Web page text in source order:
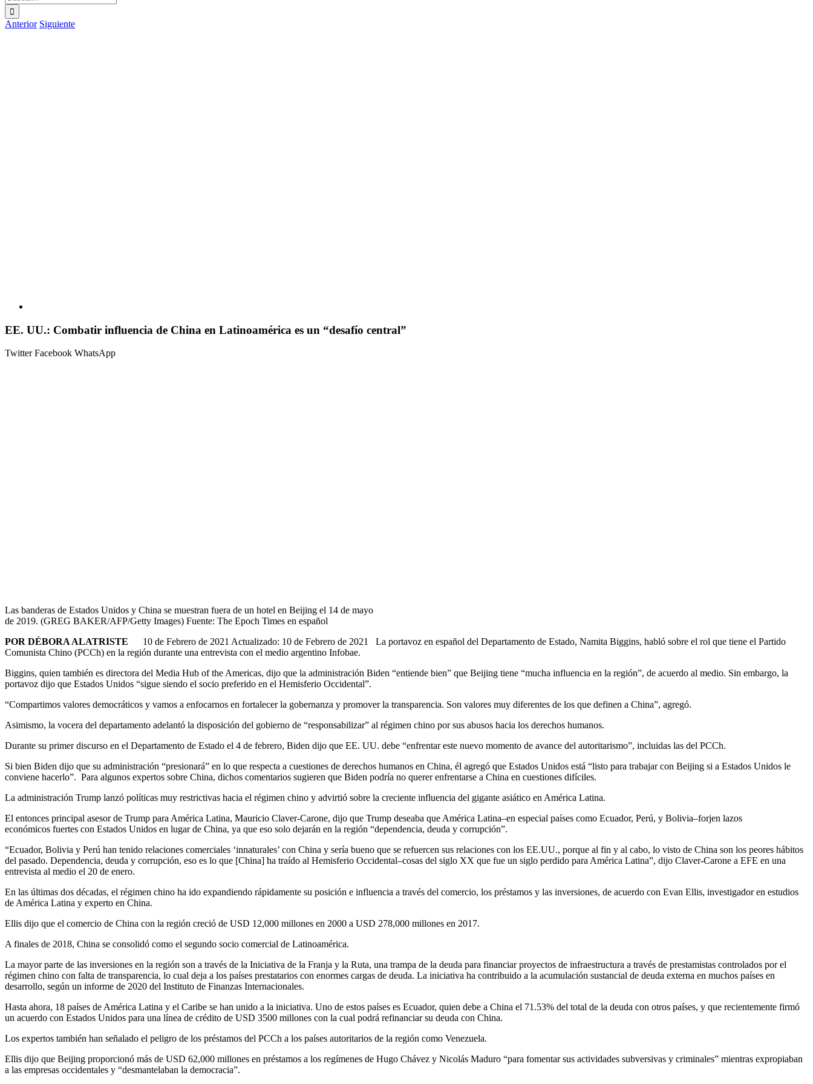
Anterior Siguiente
EE. UU.: Combatir influencia de China en Latinoamérica es un “desafío central”
TwitterFacebook WhatsApp
Las banderas de Estados Unidos y China se muestran fuera de un hotel en Beijing el 14 de mayo
de 2019. (GREG BAKER/AFP/Getty Images) Fuente: The Epoch Times en español
POR DÉBORA ALATRISTE 10 de Febrero de 2021 Actualizado: 10 de Febrero de 2021 La portavoz en español del Departamento de Estado, Namita Biggins, habló sobre el rol que tiene el Partido
Comunista Chino (PCCh) en la región durante una entrevista con el medio argentino Infobae.
Biggins, quien también es directora del Media Hub of the Americas, dijo que la administración Biden “entiende bien” que Beijing tiene “mucha influencia en la región”, de acuerdo al medio. Sin embargo, la
portavoz dijo que Estados Unidos “sigue siendo el socio preferido en el Hemisferio Occidental”.
“Compartimos valores democráticos y vamos a enfocarnos en fortalecer la gobernanza y promover la transparencia. Son valores muy diferentes de los que definen a China”, agregó.
Asimismo, la vocera del departamento adelantó la disposición del gobierno de “responsabilizar” al régimen chino por sus abusos hacia los derechos humanos.
Durante su primer discurso en el Departamento de Estado el 4 de febrero, Biden dijo que EE. UU. debe “enfrentar este nuevo momento de avance del autoritarismo”, incluidas las del PCCh.
Si bien Biden dijo que su administración “presionará” en lo que respecta a cuestiones de derechos humanos en China, él agregó que Estados Unidos está “listo para trabajar con Beijing si a Estados Unidos le
conviene hacerlo”. Para algunos expertos sobre China, dichos comentarios sugieren que Biden podría no querer enfrentarse a China en cuestiones difíciles.
La administración Trump lanzó políticas muy restrictivas hacia el régimen chino y advirtió sobre la creciente influencia del gigante asiático en América Latina.
El entonces principal asesor de Trump para América Latina, Mauricio Claver-Carone, dijo que Trump deseaba que América Latina–en especial países como Ecuador, Perú, y Bolivia–forjen lazos
económicos fuertes con Estados Unidos en lugar de China, ya que eso solo dejarán en la región “dependencia, deuda y corrupción”.
“Ecuador, Bolivia y Perú han tenido relaciones comerciales ‘innaturales’ con China y sería bueno que se refuercen sus relaciones con los EE.UU., porque al fin y al cabo, lo visto de China son los peores hábitos
del pasado. Dependencia, deuda y corrupción, eso es lo que [China] ha traído al Hemisferio Occidental–cosas del siglo XX que fue un siglo perdido para América Latina”, dijo Claver-Carone a EFE en una
entrevista al medio el 20 de enero.
En las últimas dos décadas, el régimen chino ha ido expandiendo rápidamente su posición e influencia a través del comercio, los préstamos y las inversiones, de acuerdo con Evan Ellis, investigador en estudios
de América Latina y experto en China.
Ellis dijo que el comercio de China con la región creció de USD 12,000 millones en 2000 a USD 278,000 millones en 2017.
A finales de 2018, China se consolidó como el segundo socio comercial de Latinoamérica.
La mayor parte de las inversiones en la región son a través de la Iniciativa de la Franja y la Ruta, una trampa de la deuda para financiar proyectos de infraestructura a través de prestamistas controlados por el
régimen chino con falta de transparencia, lo cual deja a los países prestatarios con enormes cargas de deuda. La iniciativa ha contribuido a la acumulación sustancial de deuda externa en muchos países en
desarrollo, según un informe de 2020 del Instituto de Finanzas Internacionales.
Hasta ahora, 18 países de América Latina y el Caribe se han unido a la iniciativa. Uno de estos países es Ecuador, quien debe a China el 71.53% del total de la deuda con otros países, y que recientemente firmó
un acuerdo con Estados Unidos para una línea de crédito de USD 3500 millones con la cual podrá refinanciar su deuda con China.
Los expertos también han señalado el peligro de los préstamos del PCCh a los países autoritarios de la región como Venezuela.
Ellis dijo que Beijing proporcionó más de USD 62,000 millones en préstamos a los regímenes de Hugo Chávez y Nicolás Maduro “para fomentar sus actividades subversivas y criminales” mientras expropiaban
a las empresas occidentales y “desmantelaban la democracia”.